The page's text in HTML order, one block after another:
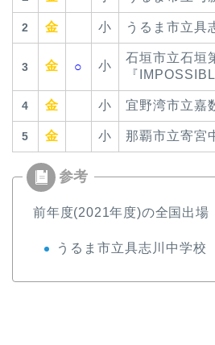
2 金 小 うるま市立具
3 金 ○ 小
石垣市立石垣
『
4 金 小 宜野湾市立嘉
5 金 小 那覇市立寄宮
前年度(2021年度)の全国出場
うるま市立具志川中学校